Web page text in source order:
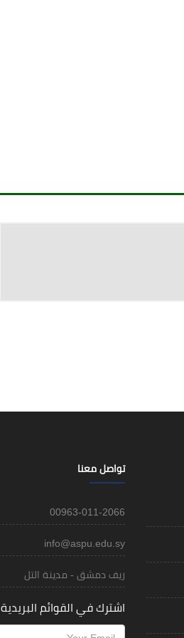
تواصل معنا
00963-011-2066
info@aspu.edu.sy
ريف دمشق - مدينة التل
اشترك في القوائم البريدية